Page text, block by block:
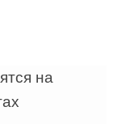
на